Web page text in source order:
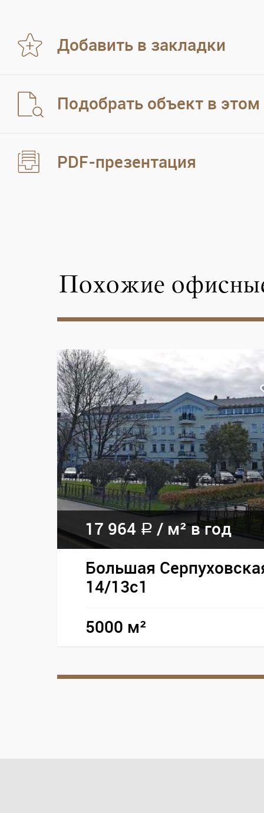
Добавить в закладки
Подобрать объект в этом
PDF-презентация
Похожие
17 964 a / м² в год
Большая
14/13с1
5000 м²